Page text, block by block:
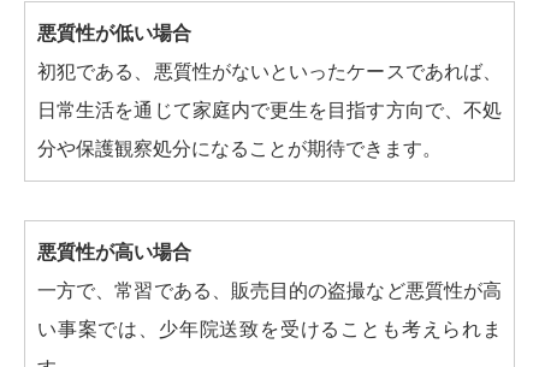
悪質性が低い場合
初犯である、悪質性がないといったケースであれば、
日常生活を通じて家庭内で更生を目指す方向で、不処
分や保護観察処分になることが期待できます。
悪質性が高い場合
一方で、常習である、販売目的の盗撮など悪質性が高
い事案では、少年院送致を受けることも考えられま